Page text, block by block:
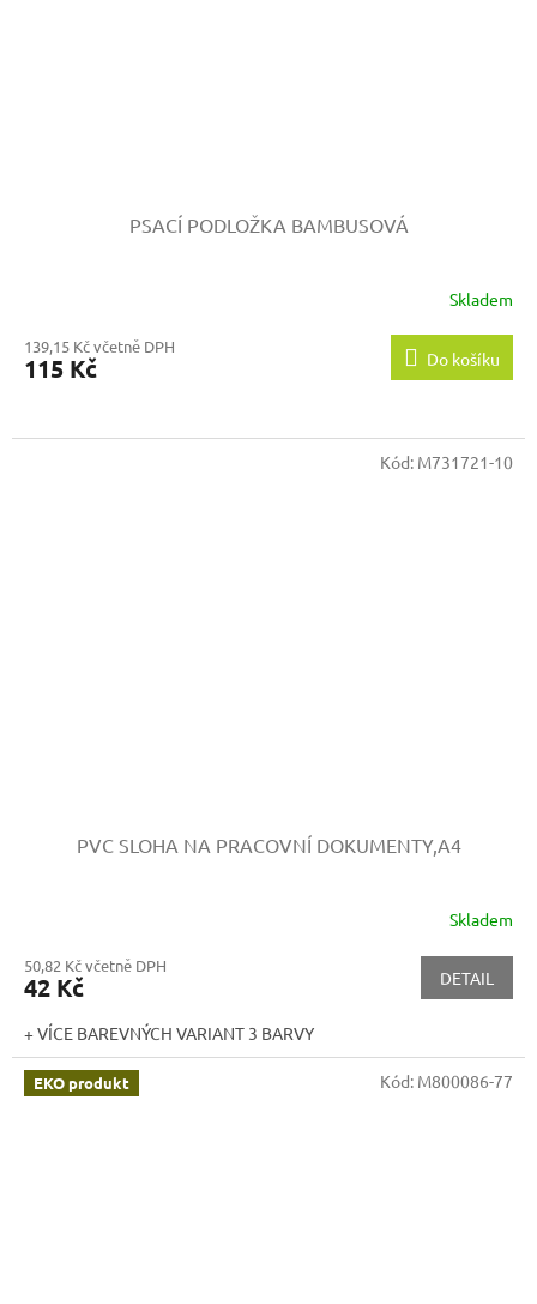
PSACÍ PODLOŽKA BAMBUSOVÁ
Skladem
139,15 Kč včetně DPH
115 Kč Do košíku
PVC SLOHA NA PRACOVNÍ DOKUMENTY,A4
Skladem
50,82 Kč včetně DPH
42 Kč DETAIL
+ VÍCE BAREVNÝCH VARIANT 3 BARVY
Kód: M731721-10
EKO produkt Kód: M800086-77